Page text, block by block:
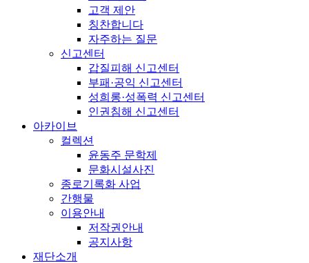
고객 제안
칭찬합니다
자주하는 질문
신고센터
갑질피해 신고센터
부패·공익 신고센터
성희롱·성폭력 신고센터
인권침해 신고센터
아카이브
컬렉션
윤동주 문학제
문화시설사진
종로기록화 사업
간행물
이용안내
저작권안내
공지사항
재단소개